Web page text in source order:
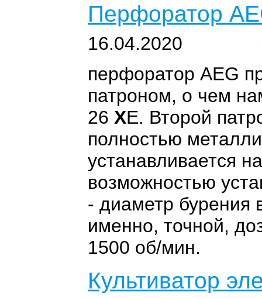
Перфоратор
16.04.2020
перфоратор AEG
патроном, о чем
26 ХЕ. Второй
полностью
устанавливается
возможностью
- диаметр бурения
именно, точной,
1500 об/мин.
Культиватор